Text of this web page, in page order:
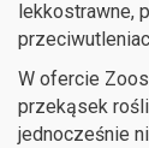
lekkostrawne,
W ofercie
przekąsek
jednocześnie